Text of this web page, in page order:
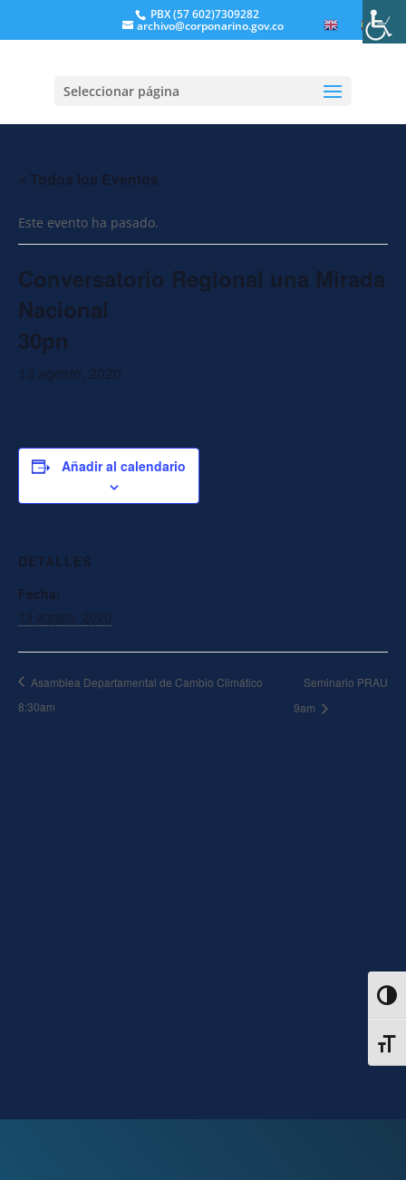
PBX (57 602)7309282
archivo@corponarino.gov.co
Seleccionar página
« Todos los Eventos
Este evento ha pasado.
Conversatorio Regional una Mirada
Nacional
30pn
13 agosto, 2020
Añadir al calendario
DETALLES
Fecha:
13 agosto, 2020
Asamblea Departamental de Cambio Climático
8:30am
Seminario PRAU
9am
ES